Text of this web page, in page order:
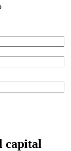
capital